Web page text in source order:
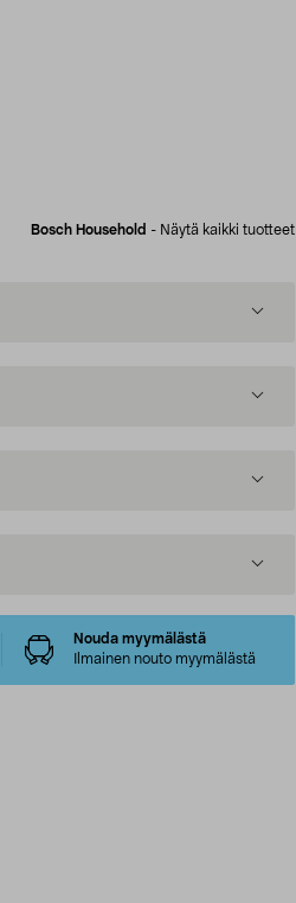
Bosch Household - Näytä kaikki tuotteet
Nouda myymälästä
Ilmainen nouto myymälästä